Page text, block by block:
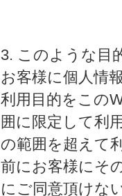
3. このような目
お客様に個人情
利用目的をこの
囲に限定して利
の範囲を超えて
前にお客様にそ
にご同意頂けな